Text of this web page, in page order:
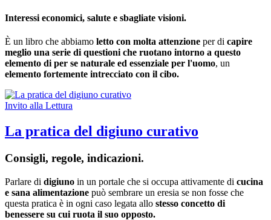
Interessi economici, salute e sbagliate visioni.
È un libro che abbiamo letto con molta attenzione per di capire
meglio una serie di questioni che ruotano intorno a questo
elemento di per se naturale ed essenziale per l'uomo, un
elemento fortemente intrecciato con il cibo.
Invito alla Lettura
La pratica del digiuno curativo
Consigli, regole, indicazioni.
Parlare di digiuno in un portale che si occupa attivamente di cucina
e sana alimentazione può sembrare un eresia se non fosse che
questa pratica è in ogni caso legata allo stesso concetto di
benessere su cui ruota il suo opposto.